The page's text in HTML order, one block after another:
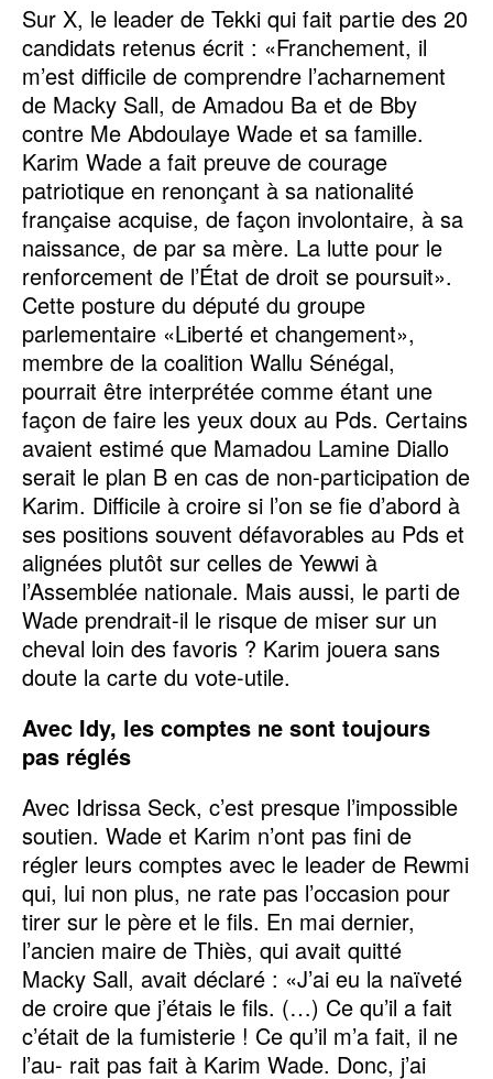
Sur X, le leader de Tekki qui fait partie des 20
candidats retenus écrit : «Franchement, il
m’est difficile de comprendre l’acharnement
de Macky Sall, de Amadou Ba et de Bby
contre Me Abdoulaye Wade et sa famille.
Karim Wade a fait preuve de courage
patriotique en renonçant à sa nationalité
française acquise, de façon involontaire, à sa
naissance, de par sa mère. La lutte pour le
renforcement de l’État de droit se poursuit».
Cette posture du député du groupe
parlementaire «Liberté et changement»,
membre de la coalition Wallu Sénégal,
pourrait être interprétée comme étant une
façon de faire les yeux doux au Pds. Certains
avaient estimé que Mamadou Lamine Diallo
serait le plan B en cas de non-participation de
Karim. Difficile à croire si l’on se fie d’abord à
ses positions souvent défavorables au Pds et
alignées plutôt sur celles de Yewwi à
l’Assemblée nationale. Mais aussi, le parti de
Wade prendrait-il le risque de miser sur un
cheval loin des favoris ? Karim jouera sans
doute la carte du vote-utile.
Avec Idy, les comptes ne sont toujours
pas réglés
Avec Idrissa Seck, c’est presque l’impossible
soutien. Wade et Karim n’ont pas fini de
régler leurs comptes avec le leader de Rewmi
qui, lui non plus, ne rate pas l’occasion pour
tirer sur le père et le fils. En mai dernier,
l’ancien maire de Thiès, qui avait quitté
Macky Sall, avait déclaré : «J’ai eu la naïveté
de croire que j’étais le fils. (…) Ce qu’il a fait
c’était de la fumisterie ! Ce qu’il m’a fait, il ne
l’au- rait pas fait à Karim Wade. Donc, j’ai